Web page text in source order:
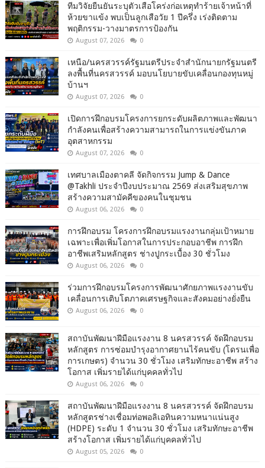
ทีมวิจัยยืนยันระบุตัวเสือโคร่งก่อเหตุทำร้ายเจ้าหน้าที่
ห้วยขาแข้ง พบเป็นลูกเสือวัย 1 ปีครึ่ง เร่งติดตาม
พฤติกรรม-วางมาตรการป้องกัน
August 07, 2026 0
เหนือ/นครสวรรค์รัฐมนตรีประจำสำนักนายกรัฐมนตรี
ลงพื้นที่นครสวรรค์ มอบนโยบายขับเคลื่อนกองทุนหมู่
บ้านฯ
August 07, 2026 0
เปิดการฝึกอบรมโครงการยกระดับผลิตภาพและพัฒนา
กำลังคนเพื่อสร้างความสามารถในการแข่งขันภาค
อุตสาหกรรม
August 07, 2026 0
เทศบาลเมืองตาคลี จัดกิจกรรม Jump & Dance
@Takhli ประจำปีงบประมาณ 2569 ส่งเสริมสุขภาพ
สร้างความสามัคคีของคนในชุมชน
August 06, 2026 0
การฝึกอบรม โครงการฝึกอบรมแรงงานกลุ่มเป้าหมาย
เฉพาะเพื่อเพิ่มโอกาสในการประกอบอาชีพ การฝึก
อาชีพเสริมหลักสูตร ช่างปูกระเบื้อง 30 ชั่วโมง
August 06, 2026 0
ร่วมการฝึกอบรมโครงการพัฒนาศักยภาพแรงงานขับ
เคลื่อนการเติบโตภาคเศรษฐกิจและสังคมอย่างยั่งยืน
August 06, 2026 0
สถาบันพัฒนาฝีมือแรงงาน 8 นครสวรรค์ จัดฝึกอบรม
หลักสูตร การซ่อมบำรุงอากาศยานไร้คนขับ (โดรนเพื่อ
การเกษตร) จำนวน 30 ชั่วโมง เสริมทักษะอาชีพ สร้าง
โอกาส เพิ่มรายได้แก่บุคคลทั่วไป
August 06, 2026 0
สถาบันพัฒนาฝีมือแรงงาน 8 นครสวรรค์ จัดฝึกอบรม
หลักสูตรช่างเชื่อมท่อพอลิเอทินความหนาแน่นสูง
(HDPE) ระดับ 1 จำนวน 30 ชั่วโมง เสริมทักษะอาชีพ
สร้างโอกาส เพิ่มรายได้แก่บุคคลทั่วไป
August 05, 2026 0